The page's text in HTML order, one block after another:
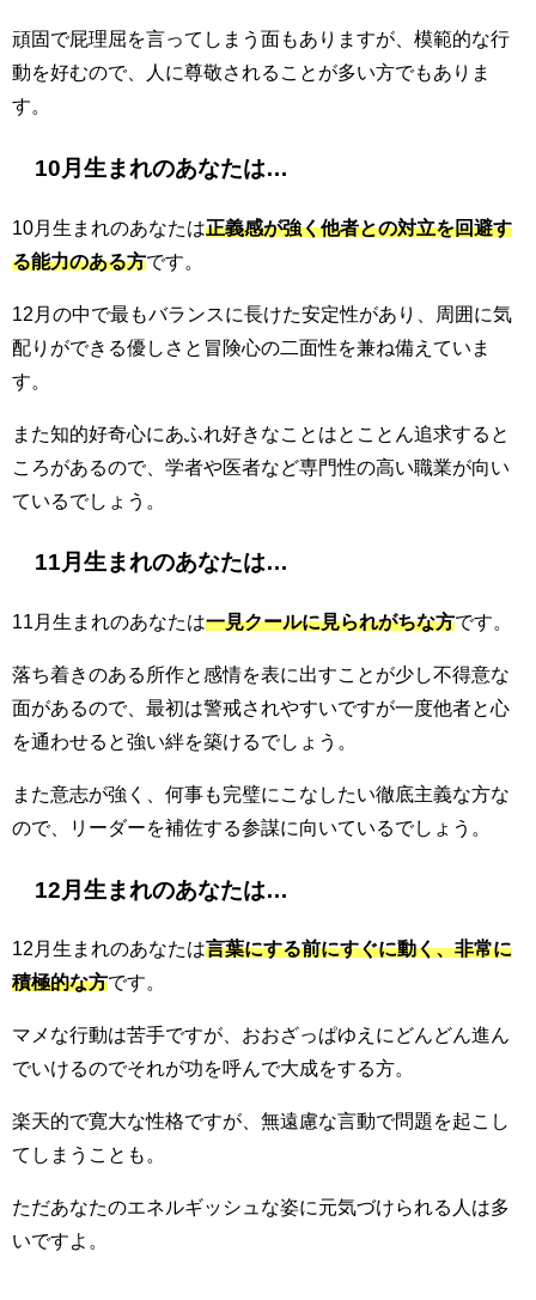
頑固で屁理屈を言ってしまう面もありますが、模範的な行
動を好むので、人に尊敬されることが多い方でもありま
す。
10月生まれのあなたは…
10月生まれのあなたは正義感が強く他者との対立を回避す
る能力のある方です。
12月の中で最もバランスに長けた安定性があり、周囲に気
配りができる優しさと冒険心の二面性を兼ね備えていま
す。
また知的好奇心にあふれ好きなことはとことん追求すると
ころがあるので、学者や医者など専門性の高い職業が向い
ているでしょう。
11月生まれのあなたは…
11月生まれのあなたは一見クールに見られがちな方です。
落ち着きのある所作と感情を表に出すことが少し不得意な
面があるので、最初は警戒されやすいですが一度他者と心
を通わせると強い絆を築けるでしょう。
また意志が強く、何事も完璧にこなしたい徹底主義な方な
ので、リーダーを補佐する参謀に向いているでしょう。
12月生まれのあなたは…
12月生まれのあなたは言葉にする前にすぐに動く、非常に
積極的な方です。
マメな行動は苦手ですが、おおざっぱゆえにどんどん進ん
でいけるのでそれが功を呼んで大成をする方。
楽天的で寛大な性格ですが、無遠慮な言動で問題を起こし
てしまうことも。
ただあなたのエネルギッシュな姿に元気づけられる人は多
いですよ。